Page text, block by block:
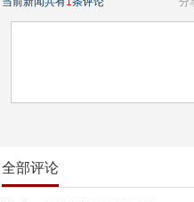
全部评论